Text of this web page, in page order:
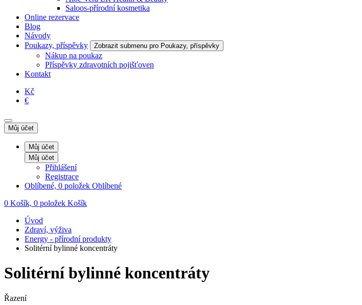
Saloos-přírodní kosmetika
Online rezervace
Blog
Návody
Poukazy, příspěvky
Zobrazit submenu pro Poukazy, příspěvky
Nákup na poukaz
Příspěvky zdravotních pojišťoven
Kontakt
Kč
€
Můj účet
Můj účet
Můj účet
Přihlášení
Registrace
Oblíbené, 0 položek Oblíbené
0 Košík, 0 položek Košík
Úvod
Zdraví, výživa
Energy - přírodní produkty
Solitérní bylinné koncentráty
Solitérní bylinné koncentráty
Řazení